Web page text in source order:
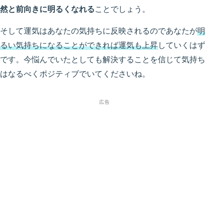
然と前向きに明るくなれることでしょう。
そして運気はあなたの気持ちに反映されるのであなたが明
るい気持ちになることができれば運気も上昇していくはず
です。今悩んでいたとしても解決することを信じて気持ち
はなるべくポジティブでいてくださいね。
広告